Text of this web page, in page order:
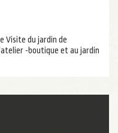
Visite du jardin de
-boutique et au jardin